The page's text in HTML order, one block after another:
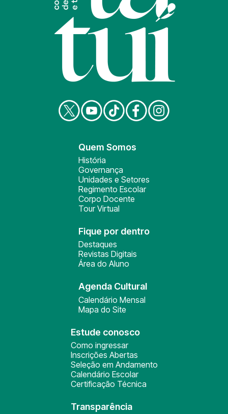
Quem Somos
História
Governança
Unidades e Setores
Regimento Escolar
Corpo Docente
Tour Virtual
Fique por dentro
Destaques
Revistas Digitais
Área do Aluno
Agenda Cultural
Calendário Mensal
Mapa do Site
Estude conosco
Como ingressar
Inscrições Abertas
Seleção em Andamento
Calendário Escolar
Certificação Técnica
Transparência